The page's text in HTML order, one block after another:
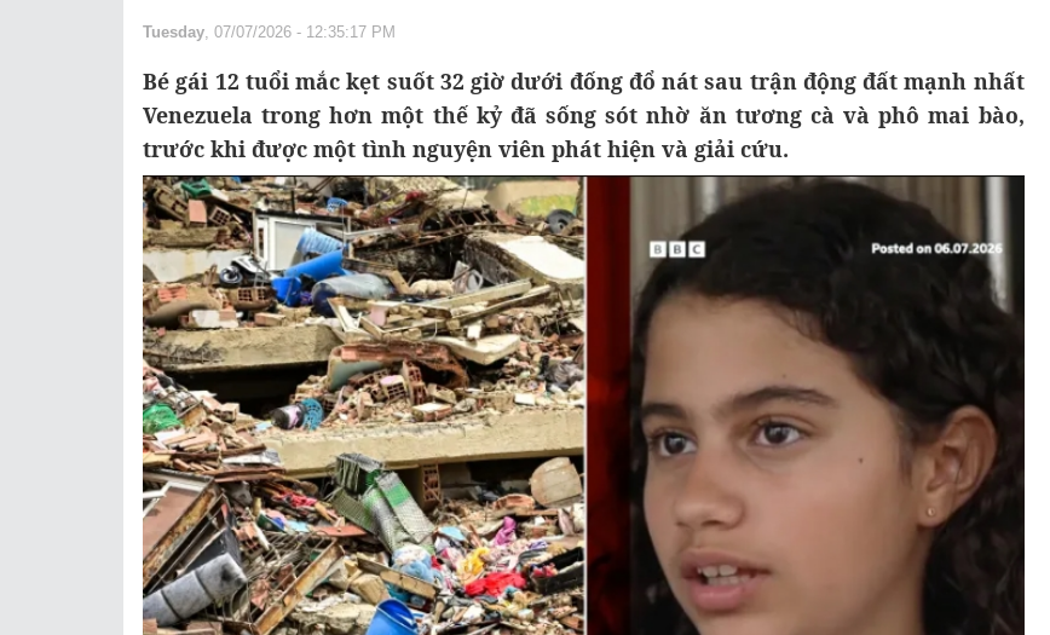
Tuesday , 07/07/2026 - 12:35:17 PM
Bé gái 12 tuổi mắc kẹt suốt 32 giờ dưới đống đổ nát sau trận động đất mạnh nhất
Venezuela trong hơn một thế kỷ đã sống sót nhờ ăn tương cà và phô mai bào,
trước khi được một tình nguyện viên phát hiện và giải cứu.